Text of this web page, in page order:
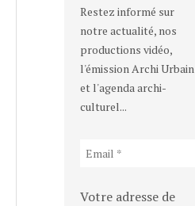
Restez informé sur
notre actualité, nos
productions vidéo,
l'émission Archi Urbain
et l'agenda archi-
culturel...
Votre adresse de